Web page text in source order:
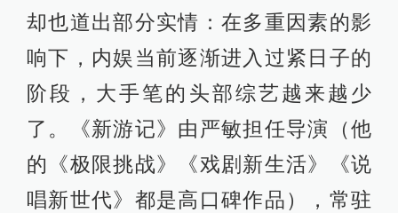
却也道出部分实情：在多重因素的影
响下，内娱当前逐渐进入过紧日子的
阶段，大手笔的头部综艺越来越少
了。《新游记》由严敏担任导演（他
的《极限挑战》《戏剧新生活》《说
唱新世代》都是高口碑作品），常驻